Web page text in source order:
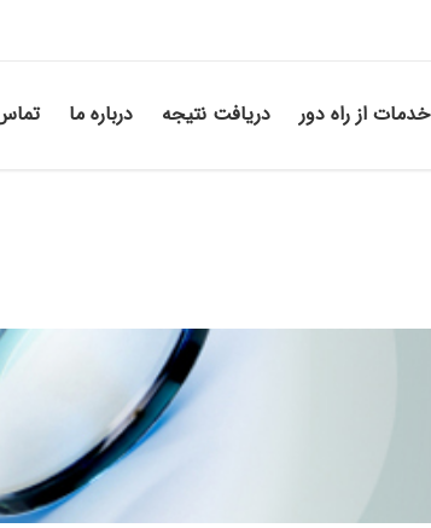
خدمات از راه دور دریافت نتیجه درباره ما